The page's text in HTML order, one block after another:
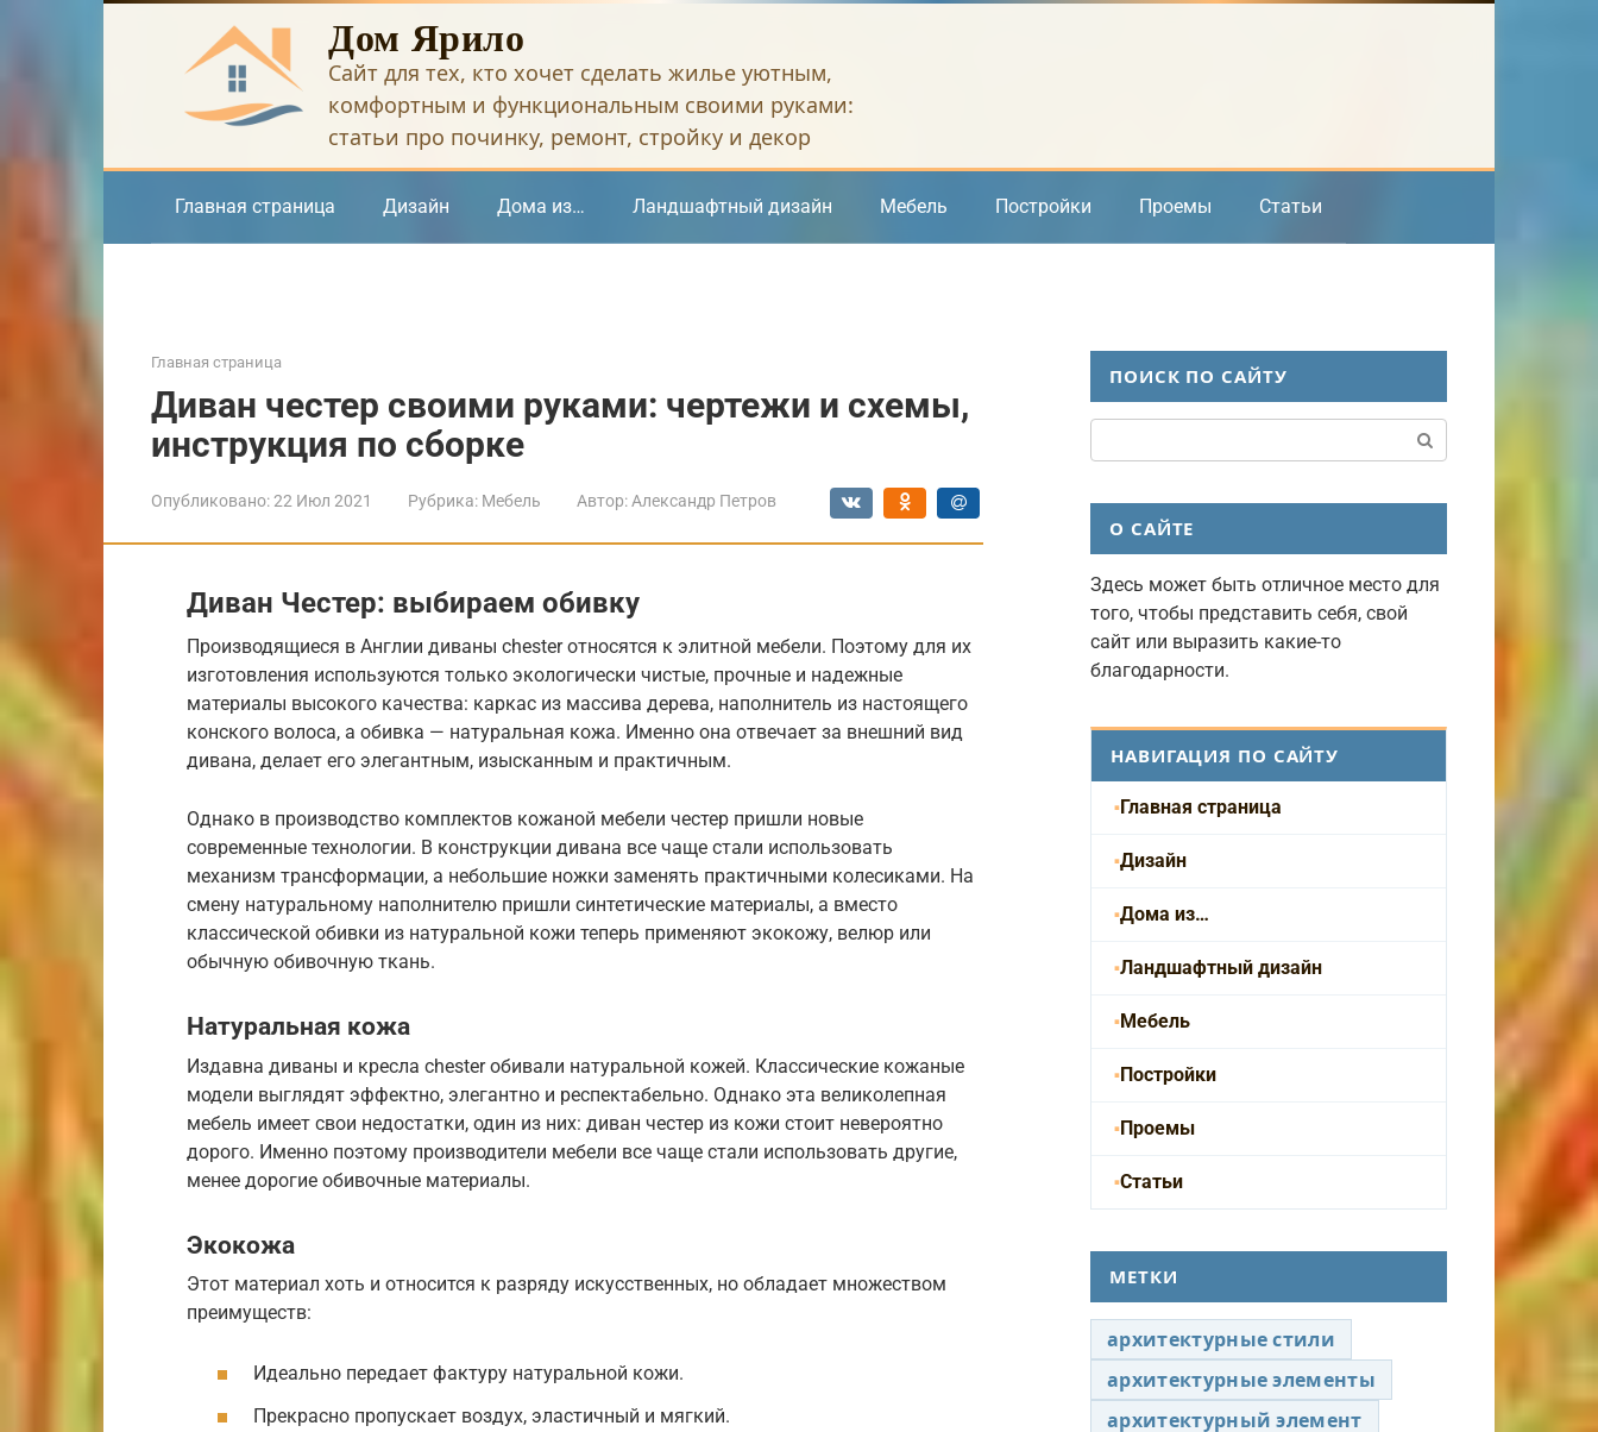
Дом Ярило
Сайт для тех, кто хочет сделать жилье уютным,
комфортным и функциональным своими руками:
статьи про починку, ремонт, стройку и декор
Главная страница Дизайн Дома из… Ландшафтный дизайн Мебель Постройки Проемы Статьи
Главная страница
Диван честер своими руками: чертежи и схемы,
инструкция по сборке
Опубликовано:22 Июл 2021 Рубрика: Мебель Автор: Александр Петров
Диван Честер: выбираем обивку
Производящиеся в Англии диваны chester относятся к элитной мебели. Поэтому для их
изготовления используются только экологически чистые, прочные и надежные
материалы высокого качества: каркас из массива дерева, наполнитель из настоящего
конского волоса, а обивка — натуральная кожа. Именно она отвечает за внешний вид
дивана, делает его элегантным, изысканным и практичным.
Однако в производство комплектов кожаной мебели честер пришли новые
современные технологии. В конструкции дивана все чаще стали использовать
механизм трансформации, а небольшие ножки заменять практичными колесиками. На
смену натуральному наполнителю пришли синтетические материалы, а вместо
классической обивки из натуральной кожи теперь применяют экокожу, велюр или
обычную обивочную ткань.
Натуральная кожа
Издавна диваны и кресла chester обивали натуральной кожей. Классические кожаные
модели выглядят эффектно, элегантно и респектабельно. Однако эта великолепная
мебель имеет свои недостатки, один из них: диван честер из кожи стоит невероятно
дорого. Именно поэтому производители мебели все чаще стали использовать другие,
менее дорогие обивочные материалы.
Экокожа
Этот материал хоть и относится к разряду искусственных, но обладает множеством
преимуществ:
Идеально передает фактуру натуральной кожи.
Прекрасно пропускает воздух, эластичный и мягкий.
ПОИСК ПО САЙТУ
О САЙТЕ
Здесь может быть отличное место для
того, чтобы представить себя, свой
сайт или выразить какие-то
благодарности.
НАВИГАЦИЯ ПО САЙТУ
Главная страница
Дизайн
Дома из…
Ландшафтный дизайн
Мебель
Постройки
Проемы
Статьи
МЕТКИ
архитектурные стили
архитектурные элементы
архитектурный элемент